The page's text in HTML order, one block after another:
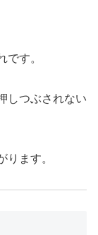
です。
しつぶされない
ります。